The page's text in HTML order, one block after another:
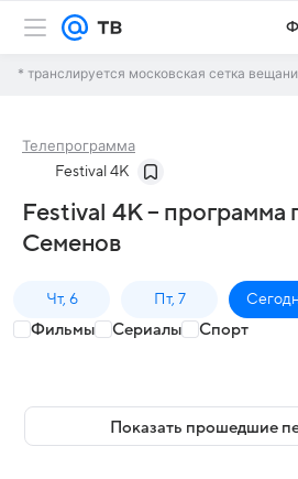
* транслируется московская сетка
Телепрограмма
Festival 4K
Festival 4K – программа
Семенов
Чт, 6 Пт, 7
Фильмы Сериалы Спорт
Показать прошедшие